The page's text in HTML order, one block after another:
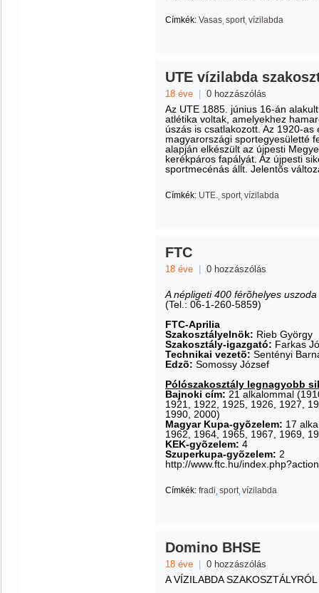
Címkék: Vasas sport vízilabda
UTE vízilabda
18 éve 0 hozzászólás
Az UTE 1885. június 16-án
atlétika voltak, amelyekhez
úszás is csatlakozott. Az 1920-
magyarországi sportegyesületté
alapján elkészült az újpesti
kerékpáros fapályát. Az újpesti
sportmecénás állt. Jelentõs
Címkék: UTE. sport vízilabda
FTC
18 éve 0 hozzászólás
A népligeti 400 férõhelyes
(Tel.: 06-1-260-5859)
FTC-Aprilia
Szakosztályelnök: Rieb György
Szakosztály-igazgató: Farkas
Technikai vezetõ: Sentényi
Edzõ: Somossy József
Pólószakosztály legnagyobb
Bajnoki cím: 21 alkalommal
1921, 1922, 1925, 1926, 1927,
1990, 2000)
Magyar Kupa-gyõzelem: 17
1962, 1964, 1965, 1967, 1969,
KEK-gyõzelem: 4
Szuperkupa-gyõzelem: 2
http://www.ftc.hu/
Címkék: fradi sport vízilabda
Domino BHSE
18 éve 0 hozzászólás
A VÍZILABDA SZAKOSZTÁLYRÓL